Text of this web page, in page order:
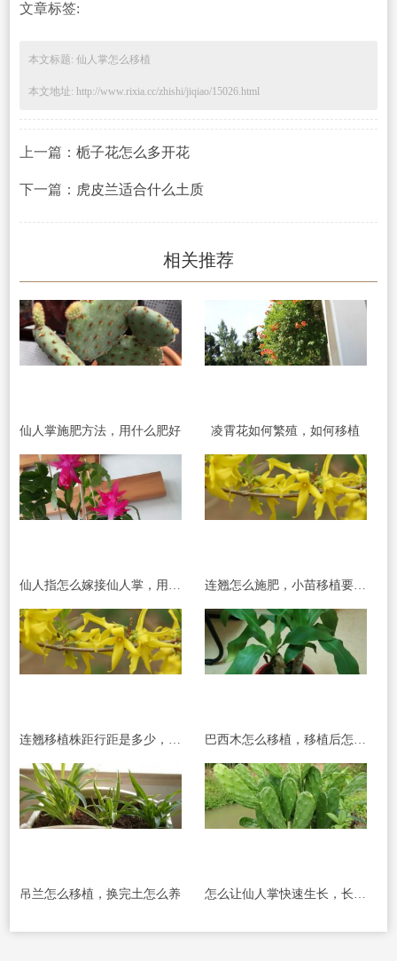
文章标签:
本文标题: 仙人掌怎么移植
本文地址: http://www.rixia.cc/zhishi/jiqiao/15026.html
上一篇： 栀子花怎么多开花
下一篇： 虎皮兰适合什么土质
相关推荐
仙人掌施肥方法，用什么肥好 凌霄花如何繁殖，如何移植
仙人指怎么嫁接仙人掌，用仙人掌什么品种好 连翘怎么施肥，小苗移植要施肥吗
连翘移植株距行距是多少，老桩移植时间和技术 巴西木怎么移植，移植后怎么养
吊兰怎么移植，换完土怎么养 怎么让仙人掌快速生长，长出更多分枝